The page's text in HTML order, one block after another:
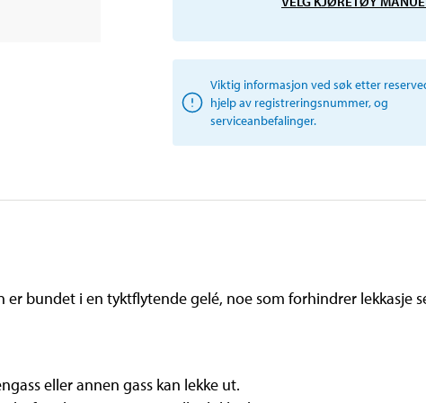
Viktig informasjon ved søk etter
hjelp av registreringsnummer, og
serviceanbefalinger.
bundet i en tyktflytende gelé, noe som forhindrer lekkasje
eller annen gass kan lekke ut.